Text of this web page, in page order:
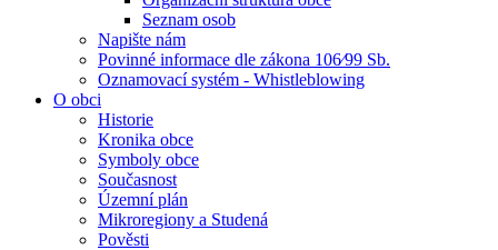
Seznam osob
Napište nám
Povinné informace dle zákona 106⁄99 Sb.
Oznamovací systém - Whistleblowing
O obci
Historie
Kronika obce
Symboly obce
Současnost
Územní plán
Mikroregiony a Studená
Pověsti